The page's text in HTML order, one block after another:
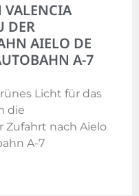
DER
AIELO DE
A-7
Licht für das
die
Zufahrt nach Aielo
A-7